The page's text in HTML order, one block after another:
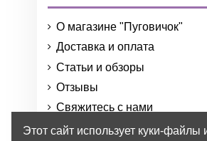
Материал
Тип
О магазине "Пуговичок"
Доставка и оплата
Статьи и обзоры
Отзывы
Свяжитесь с нами
Порядок и условия
Этот сайт использует куки-